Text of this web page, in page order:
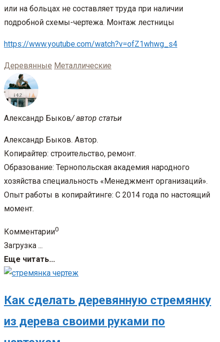
или на больцах не составляет труда при наличии
подробной схемы-чертежа. Монтаж лестницы
https://www.youtube.com/watch?v=ofZ1whwg_s4
Деревянные Металлические
Александр Быков/ автор статьи
Александр Быков. Автор.
Копирайтер: строительство, ремонт.
Образование: Тернопольская академия народного
хозяйства специальность «Менеджмент организаций».
Опыт работы в копирайтинге: С 2014 года по настоящий
момент.
Комментарии0
Загрузка ...
Еще читать...
Как сделать деревянную стремянку
из дерева своими руками по